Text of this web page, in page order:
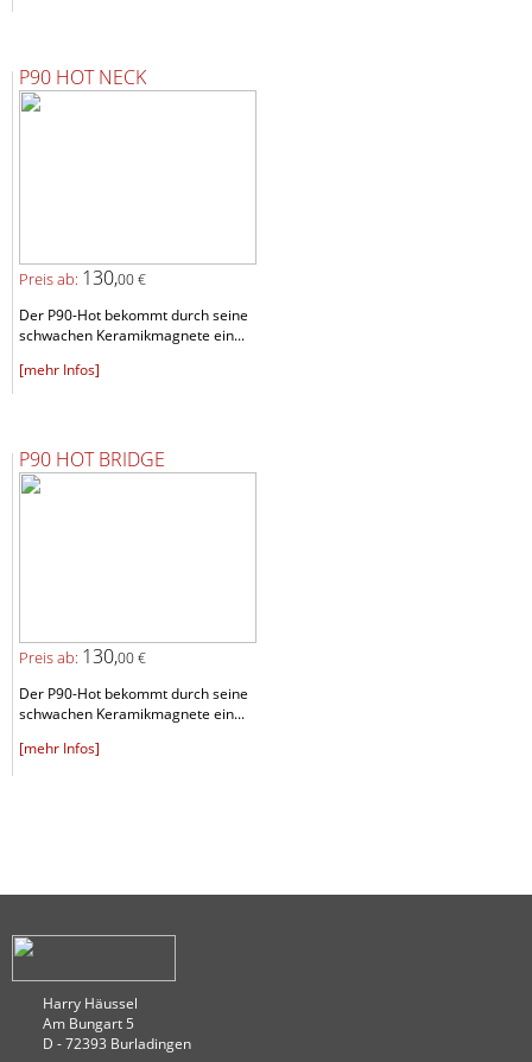
P90 HOT NECK
Preis ab: 130,00 €
Der P90-Hot bekommt durch seine
schwachen Keramikmagnete ein...
[mehr Infos]
P90 HOT BRIDGE
Preis ab: 130,00 €
Der P90-Hot bekommt durch seine
schwachen Keramikmagnete ein...
[mehr Infos]
Harry Häussel
Am Bungart 5
D - 72393 Burladingen